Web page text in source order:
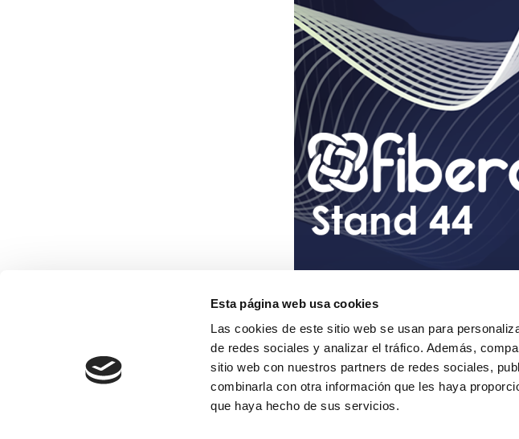
Esta página web usa cookies
Las cookies de este sitio web se usan para
de redes sociales y analizar el tráfico. Además,
sitio web con nuestros partners de redes sociales,
combinarla con otra información que les haya
que haya hecho de sus servicios.